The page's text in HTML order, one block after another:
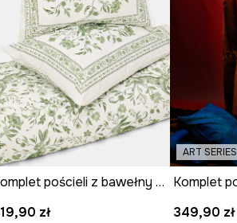
Komplet pościeli z bawełny perkalowej
zł
ART SERIES
349,90 zł